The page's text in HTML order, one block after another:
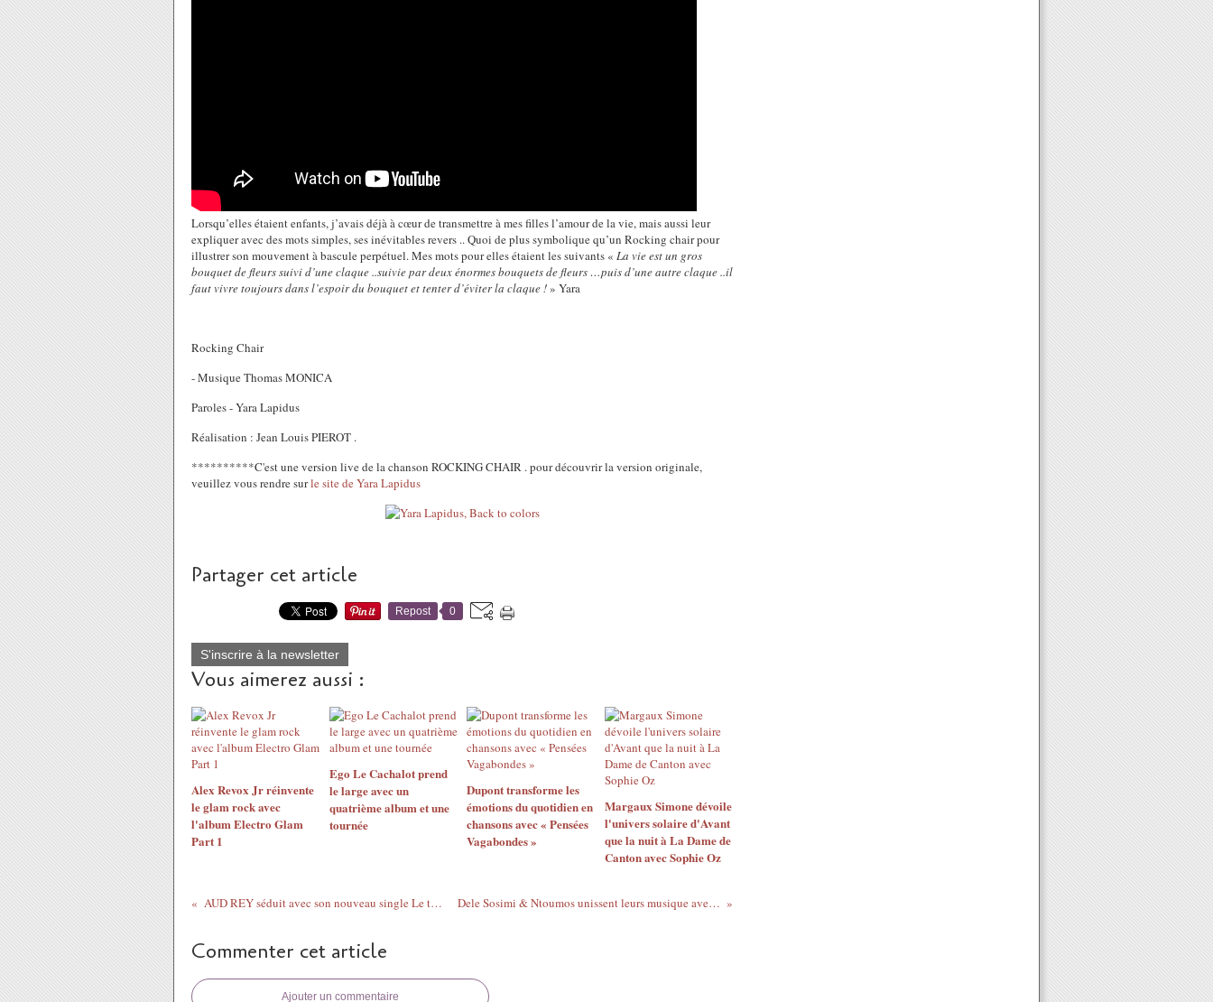
Lorsqu’elles étaient enfants, j’avais déjà à cœur de transmettre à mes filles l’amour de la vie, mais aussi leur
expliquer avec des mots simples, ses inévitables revers .. Quoi de plus symbolique qu’un Rocking chair pour
illustrer son mouvement à bascule perpétuel. Mes mots pour elles étaient les suivants « La vie est un gros
bouquet de fleurs suivi d’une claque ..suivie par deux énormes bouquets de fleurs …puis d’une autre claque ..il
faut vivre toujours dans l’espoir du bouquet et tenter d’éviter la claque !» Yara
Rocking Chair
- Musique Thomas MONICA
Paroles - Yara Lapidus
Réalisation : Jean Louis PIEROT .
**********C'est une version live de la chanson ROCKING CHAIR . pour découvrir la version originale,
veuillez vous rendre surle site de Yara Lapidus
Partager cet article
Repost 0
S'inscrire à la newsletter
Vous aimerez aussi :
Alex Revox Jr réinvente
le glam rock avec
l'album Electro Glam
Part 1
Ego Le Cachalot prend
le large avec un
quatrième album et une
tournée
Dupont transforme les
émotions du quotidien en
chansons avec « Pensées
Vagabondes »
Margaux Simone dévoile
l'univers solaire d'Avant
que la nuit à La Dame de
Canton avec Sophie Oz
AUD REY séduit avec son nouveau single Le temps qui passe Dele Sosimi & Ntoumos unissent leurs musique avec Get Up Again
Commenter cet article
Ajouter un commentaire